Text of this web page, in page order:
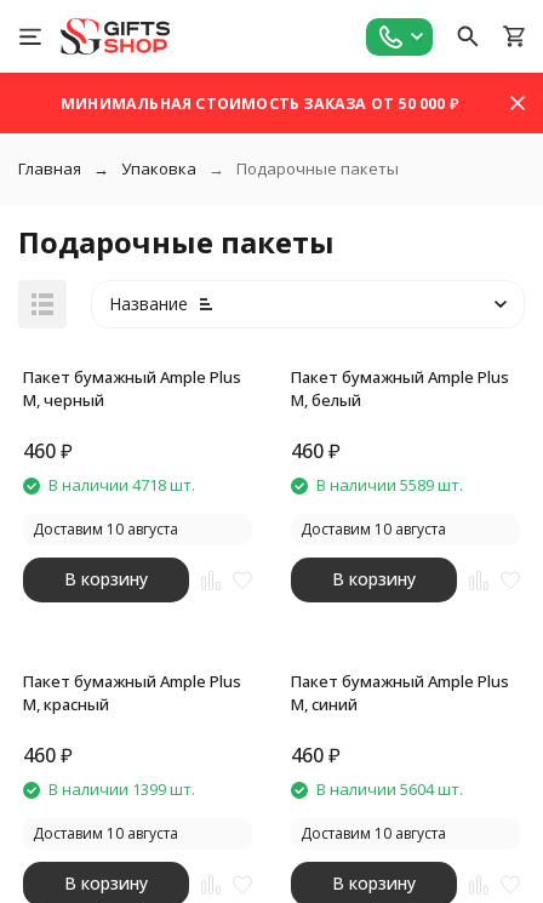
МИНИМАЛЬНАЯ СТОИМОСТЬ ЗАКАЗА ОТ 50 000 ₽
Главная Упаковка Подарочные пакеты
Подарочные пакеты
Название
Пакет бумажный Ample Plus
M, черный
460₽
В наличии 4718 шт.
Доставим 10 августа
В корзину
Пакет бумажный Ample Plus
M, белый
460₽
В наличии 5589 шт.
Доставим 10 августа
В корзину
Пакет бумажный Ample Plus
M, красный
460₽
В наличии 1399 шт.
Доставим 10 августа
В корзину
Пакет бумажный Ample Plus
M, синий
460₽
В наличии 5604 шт.
Доставим 10 августа
В корзину